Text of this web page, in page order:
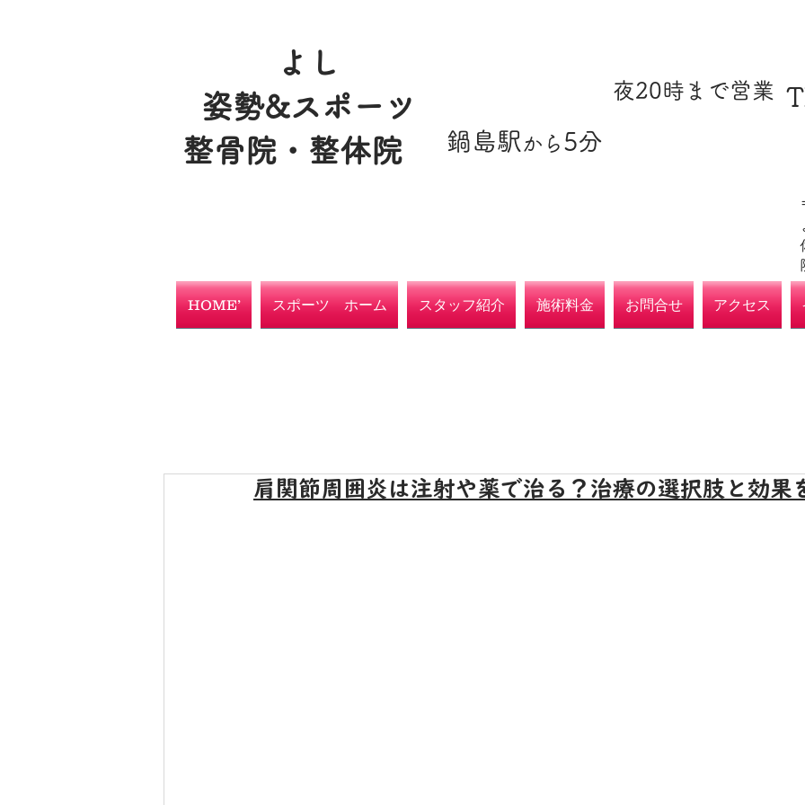
よし
姿勢&スポーツ
整骨院・整体院
​夜20時まで営業
​鍋島駅 から 5分
HOME’ スポーツ ホーム スタッフ紹介 施術料金 お問合せ アクセス
肩関節周囲炎は注射や薬で治る？治療の選択肢と効果